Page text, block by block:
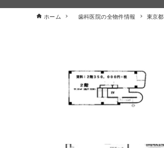
ホーム 歯科医院の全物件情報 東京都